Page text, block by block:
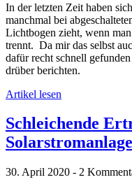
In der letzten Zeit haben
manchmal bei
Lichtbogen zieht, wenn
trennt. Da mir das selbst
dafür recht schnell
drüber berichten.
Artikel lesen
Schleichende
30. April 2020 - 2